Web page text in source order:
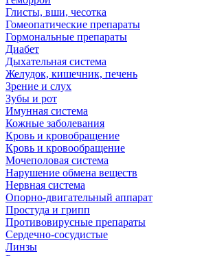
Глисты, вши, чесотка
Гомеопатические препараты
Гормональные препараты
Диабет
Дыхательная система
Желудок, кишечник, печень
Зрение и слух
Зубы и рот
Имунная система
Кожные заболевания
Кровь и кровобращение
Кровь и кровообращение
Мочеполовая система
Нарушение обмена веществ
Нервная система
Опорно-двигательный аппарат
Простуда и грипп
Противовирусные препараты
Сердечно-сосудистые
Линзы